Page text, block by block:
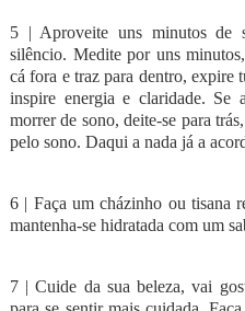
5 | Aproveite uns minutos de
silêncio. Medite por uns
cá fora e traz para dentro, expire
inspire energia e claridade.
morrer de sono, deite-se para
pelo sono. Daqui a nada já a
6 | Faça um cházinho ou tisana
mantenha-se hidratada com um
7 | Cuide da sua beleza, vai